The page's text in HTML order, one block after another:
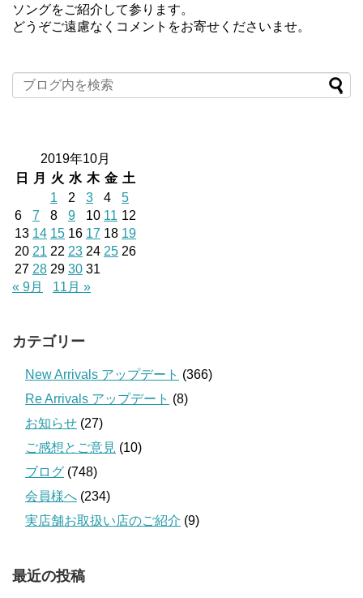
ソングをご紹介して参ります。
どうぞご遠慮なくコメントをお寄せくださいませ。
2019年10月
日
月 火 水 木 金 土
1
2 3 4
5
6
7 8 9 10 11 12
13 14 15 16 17 18 19
20 21 22 23 24 25 26
27 28 29 30 31
« 9月
11月 »
カテゴリー
New Arrivals アップデート (366)
Re Arrivals アップデート (8)
お知らせ (27)
ご感想とご意見 (10)
ブログ (748)
会員様へ (234)
実店舗お取扱い店のご紹介 (9)
最近の投稿